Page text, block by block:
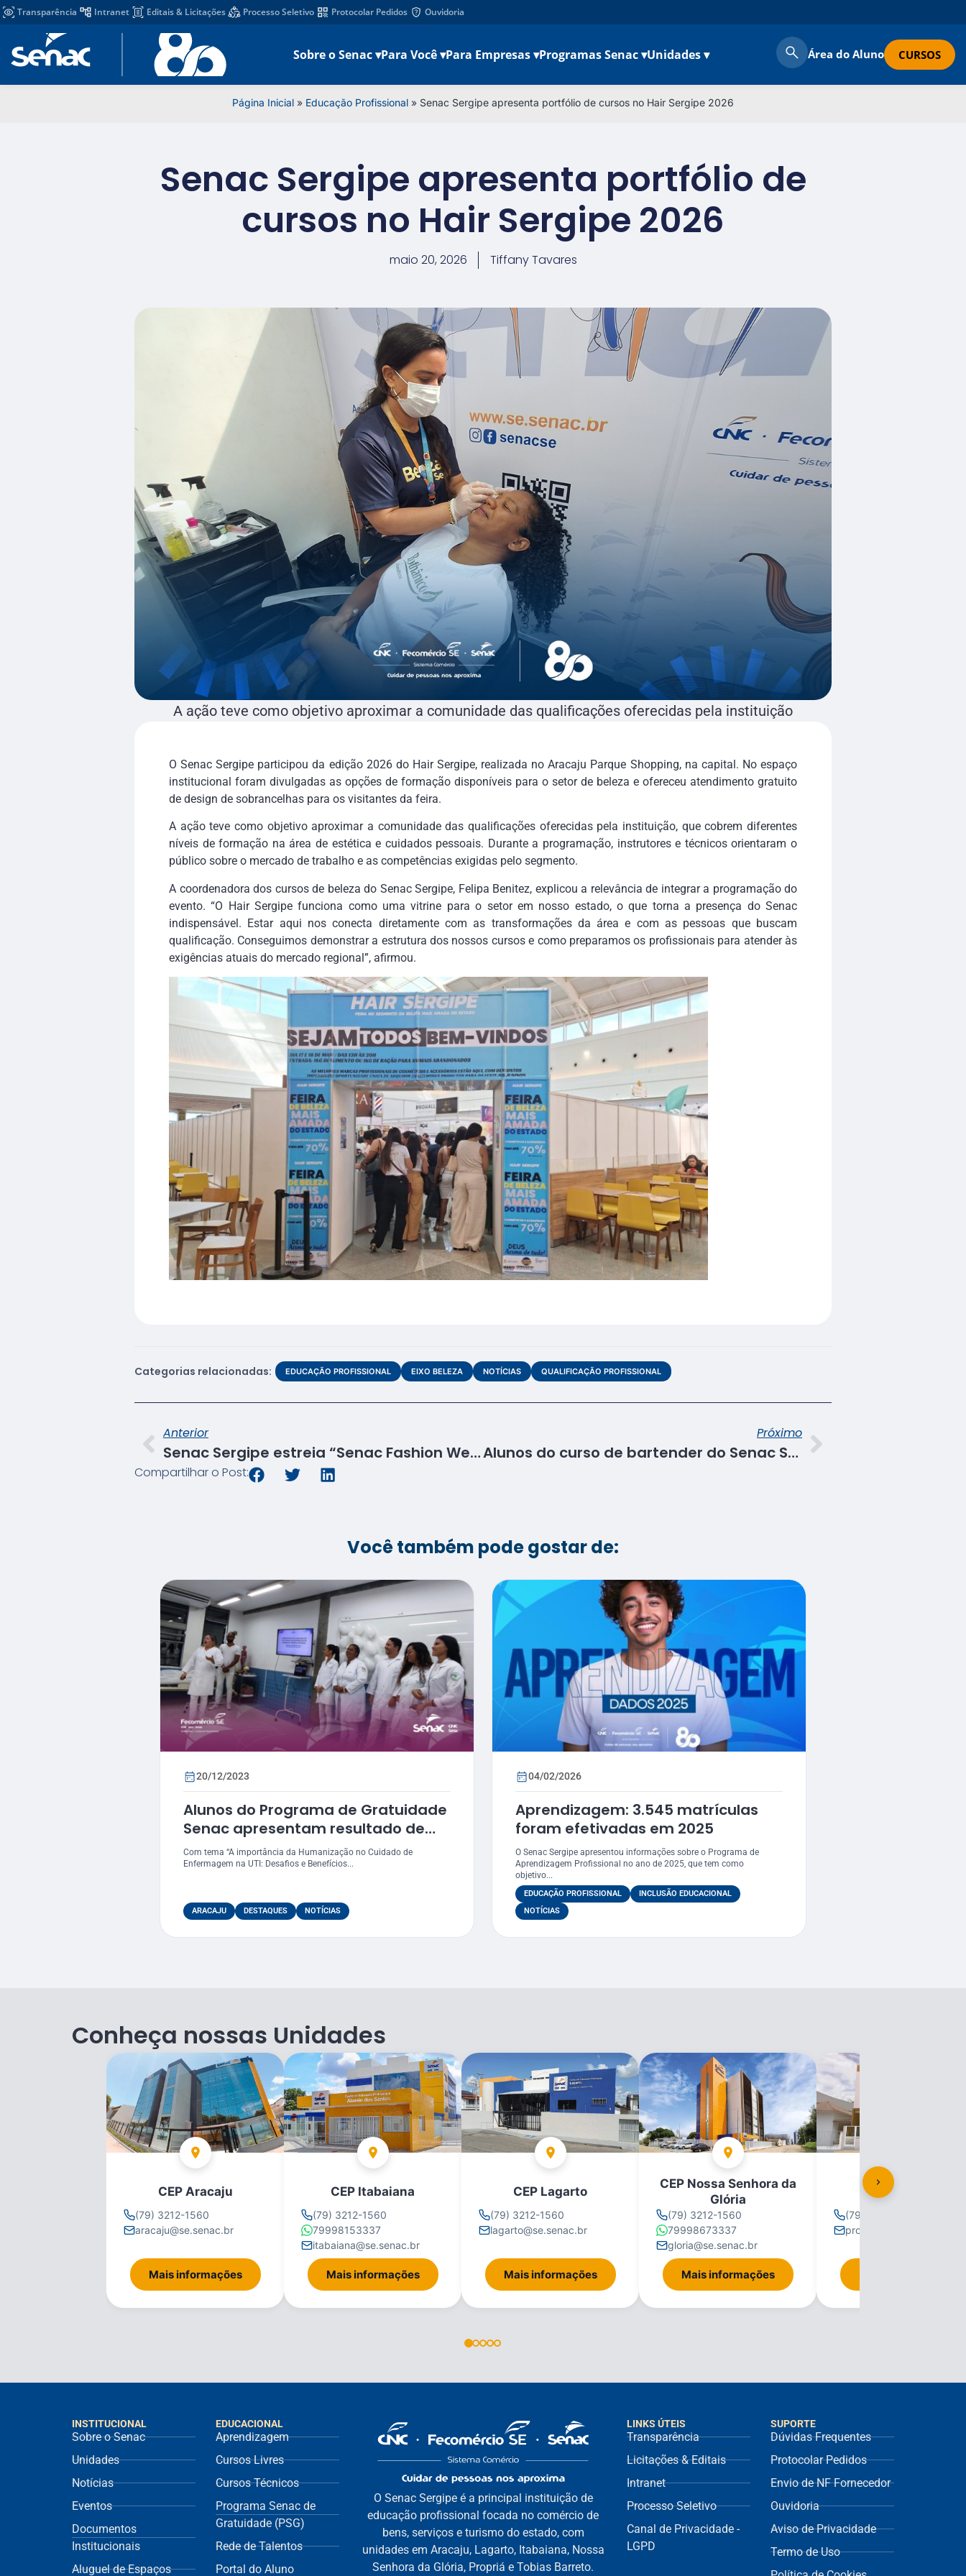
Transparência Intranet Editais & Licitações Processo Seletivo Protocolar Pedidos Ouvidoria
Sobre o Senac ▾Para Você ▾Para Empresas ▾Programas Senac ▾Unidades ▾ Área do Aluno CURSOS
Página Inicial » Educação Profissional » Senac Sergipe apresenta portfólio de cursos no Hair Sergipe 2026
Senac Sergipe apresenta portfólio de
cursos no Hair Sergipe 2026
maio 20, 2026 Tiffany Tavares
A ação teve como objetivo aproximar a comunidade das qualificações oferecidas pela instituição
O Senac Sergipe participou da edição 2026 do Hair Sergipe, realizada no Aracaju Parque Shopping, na capital. No espaço
institucional foram divulgadas as opções de formação disponíveis para o setor de beleza e ofereceu atendimento gratuito
de design de sobrancelhas para os visitantes da feira.
A ação teve como objetivo aproximar a comunidade das qualificações oferecidas pela instituição, que cobrem diferentes
níveis de formação na área de estética e cuidados pessoais. Durante a programação, instrutores e técnicos orientaram o
público sobre o mercado de trabalho e as competências exigidas pelo segmento.
A coordenadora dos cursos de beleza do Senac Sergipe, Felipa Benitez, explicou a relevância de integrar a programação do
evento. “O Hair Sergipe funciona como uma vitrine para o setor em nosso estado, o que torna a presença do Senac
indispensável. Estar aqui nos conecta diretamente com as transformações da área e com as pessoas que buscam
qualificação. Conseguimos demonstrar a estrutura dos nossos cursos e como preparamos os profissionais para atender às
exigências atuais do mercado regional”, afirmou.
Categorias relacionadas: EDUCAÇÃO PROFISSIONAL EIXO BELEZA NOTÍCIAS QUALIFICAÇÃO PROFISSIONAL
Anterior
Senac Sergipe estreia “Senac Fashion Week” na Semana S
Próximo
Alunos do curso de bartender do Senac SE realizam visita técnica em coquetelaria de Aracaju
Compartilhar o Post:
Você também pode gostar de:
20/12/2023
Alunos do Programa de Gratuidade
Senac apresentam resultado de
pesquisa sobre cuidado
humanizado nas UTIs
Com tema “A importância da Humanização no Cuidado de
Enfermagem na UTI: Desafios e Benefícios...
ARACAJU DESTAQUES NOTÍCIAS
04/02/2026
Aprendizagem: 3.545 matrículas
foram efetivadas em 2025
O Senac Sergipe apresentou informações sobre o Programa de
Aprendizagem Profissional no ano de 2025, que tem como
objetivo...
EDUCAÇÃO PROFISSIONAL
INCLUSÃO EDUCACIONAL
NOTÍCIAS
Conheça nossas Unidades
CEP Aracaju
(79) 3212-1560
aracaju@se.senac.br
Mais informações
CEP Itabaiana
(79) 3212-1560
79998153337
itabaiana@se.senac.br
Mais informações
CEP Lagarto
(79) 3212-1560
lagarto@se.senac.br
Mais informações
CEP Nossa Senhora da
Glória
(79) 3212-1560
79998673337
gloria@se.senac.br
Mais informações
CEP Propriá
(79) 3212-1560
propria@se.senac.br
INSTITUCIONAL
Sobre o Senac
Unidades
Notícias
Eventos
Documentos
Institucionais
Aluguel de Espaços
EDUCACIONAL
Aprendizagem
Cursos Livres
Cursos Técnicos
Programa Senac de
Gratuidade (PSG)
Rede de Talentos
Portal do Aluno
O Senac Sergipe é a principal instituição de
educação profissional focada no comércio de
bens, serviços e turismo do estado, com
unidades em Aracaju, Lagarto, Itabaiana, Nossa
Senhora da Glória, Propriá e Tobias Barreto.
LINKS ÚTEIS
Transparência
Licitações & Editais
Intranet
Processo Seletivo
Canal de Privacidade -
LGPD
SUPORTE
Dúvidas Frequentes
Protocolar Pedidos
Envio de NF Fornecedor
Ouvidoria
Aviso de Privacidade
Termo de Uso